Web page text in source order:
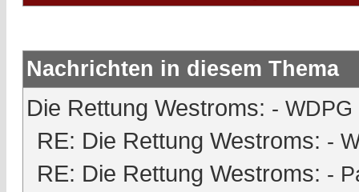
Nachrichten in diesem Thema
Die Rettung Westroms: -
RE: Die Rettung Westroms: -
RE: Die Rettung Westroms: -